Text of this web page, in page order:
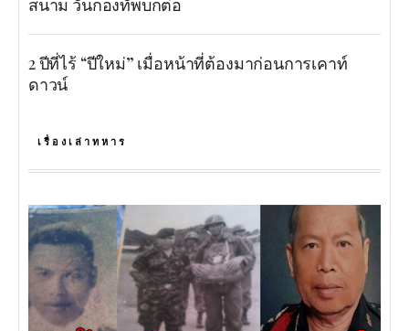
2 ปีที่ไร้ “ปีใหม่” เมื่อหน้าที่ต้องมาก่อนการเคาท์
ดาวน์
เรื่องเล่าทหาร